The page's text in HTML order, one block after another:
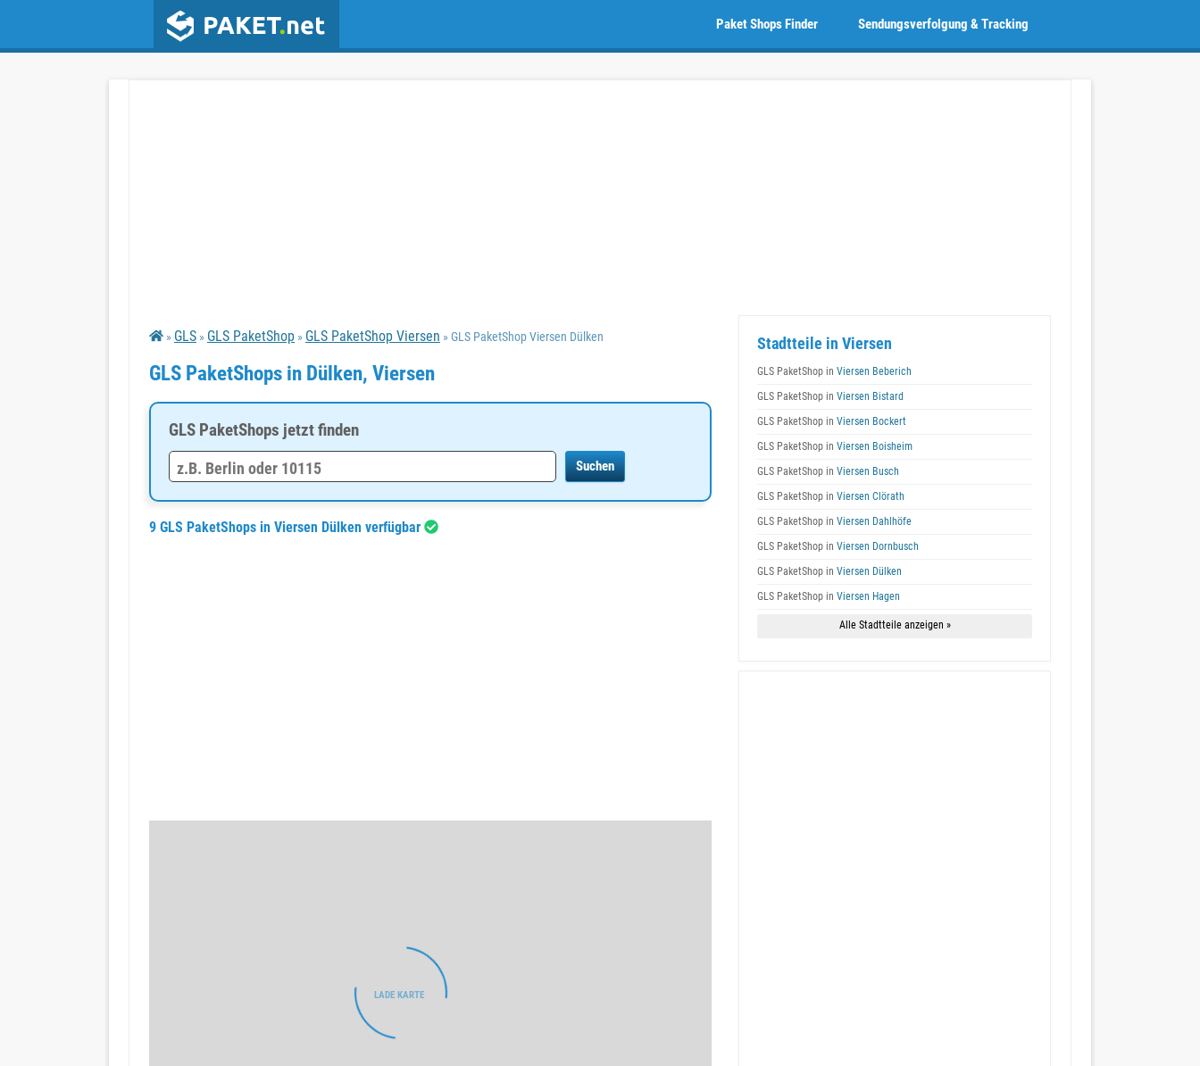
Sendungsverfolgung & Tracking
Paket Shops Finder
» GLS » GLS PaketShop » GLS PaketShop Viersen » GLS PaketShop Viersen Dülken
GLS PaketShops in Dülken, Viersen
GLS PaketShops jetzt finden
9 GLS PaketShops in Viersen Dülken verfügbar
Stadtteile in Viersen
GLS PaketShop in Viersen Beberich
GLS PaketShop in Viersen Bistard
GLS PaketShop in Viersen Bockert
GLS PaketShop in Viersen Boisheim
GLS PaketShop in Viersen Busch
GLS PaketShop in Viersen Clörath
GLS PaketShop in Viersen Dahlhöfe
GLS PaketShop in Viersen Dornbusch
GLS PaketShop in Viersen Dülken
GLS PaketShop in Viersen Hagen
Alle Stadtteile anzeigen »